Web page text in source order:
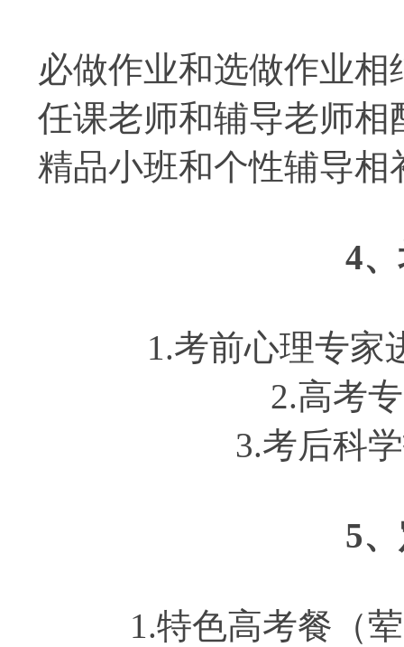
必做作业和选做作业
任课老师和辅导老师
精品小班和个性辅导
4
1.考前心理专家
2.高考
3.考后科
5
1.特色高考餐（